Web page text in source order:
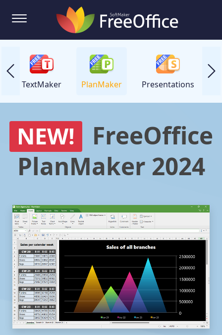
TextMaker PlanMaker Presentations
NEW!
FreeOffice
PlanMaker 2024